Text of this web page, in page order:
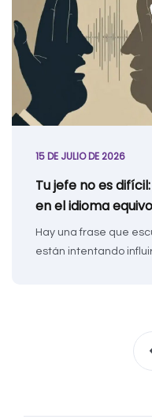
15 DE JULIO DE 2026
Tu jefe no es
en el idioma
Hay una frase que
están intentando